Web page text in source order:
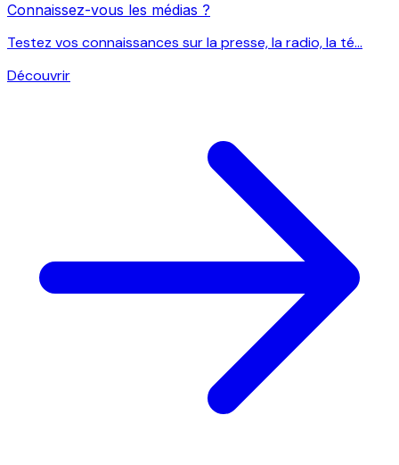
Connaissez-vous les médias ?
Testez vos connaissances sur la presse, la radio, la té...
Découvrir